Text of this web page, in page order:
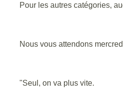
Pour les autres catégories,
Nous vous attendons
"Seul, on va plus vite.